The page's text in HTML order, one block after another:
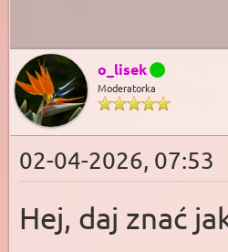
o_lisek
Moderatorka
02-04-2026, 07:53
Hej, daj znać